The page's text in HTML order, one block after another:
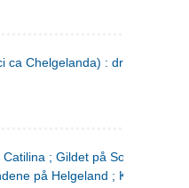
ca Chelgelanda) : drama u četiri
; Gildet på Solhaug ; Fru
på Helgeland ;